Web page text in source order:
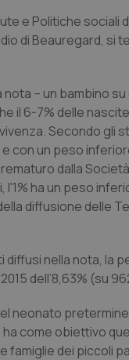
e Politiche sociali
di Beauregard,
nota – un bambino
il 6-7% delle
Secondo gli
con un peso
dalla Società
ha un peso
diffusione delle
diffusi nella nota, la
dell’8,63% (su
neonato
ha come obiettivo
famiglie dei piccoli